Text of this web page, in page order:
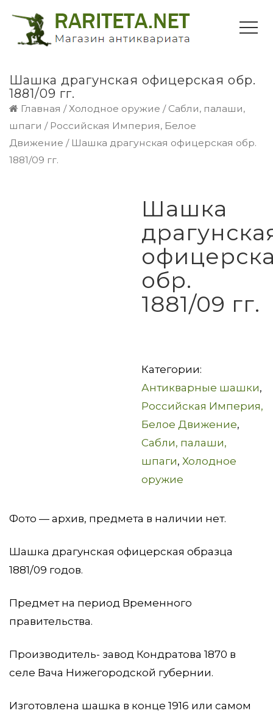
Шашка драгунская офицерская обр.
1881/09 гг.
Главная /Холодное оружие / Сабли, палаши,
шпаги / Российская Империя, Белое
Движение / Шашка драгунская офицерская обр.
1881/09 гг.
Шашка
обр.
1881/09 гг.
Категории:
Антикварные шашки,
Российская Империя,
Белое Движение,
Сабли, палаши,
шпаги, Холодное
оружие
Фото — архив, предмета в наличии нет.
Шашка драгунская офицерская образца
1881/09 годов.
Предмет на период Временного
правительства.
Производитель- завод Кондратова 1870 в
селе Вача Нижегородской губернии.
Изготовлена шашка в конце 1916 или самом